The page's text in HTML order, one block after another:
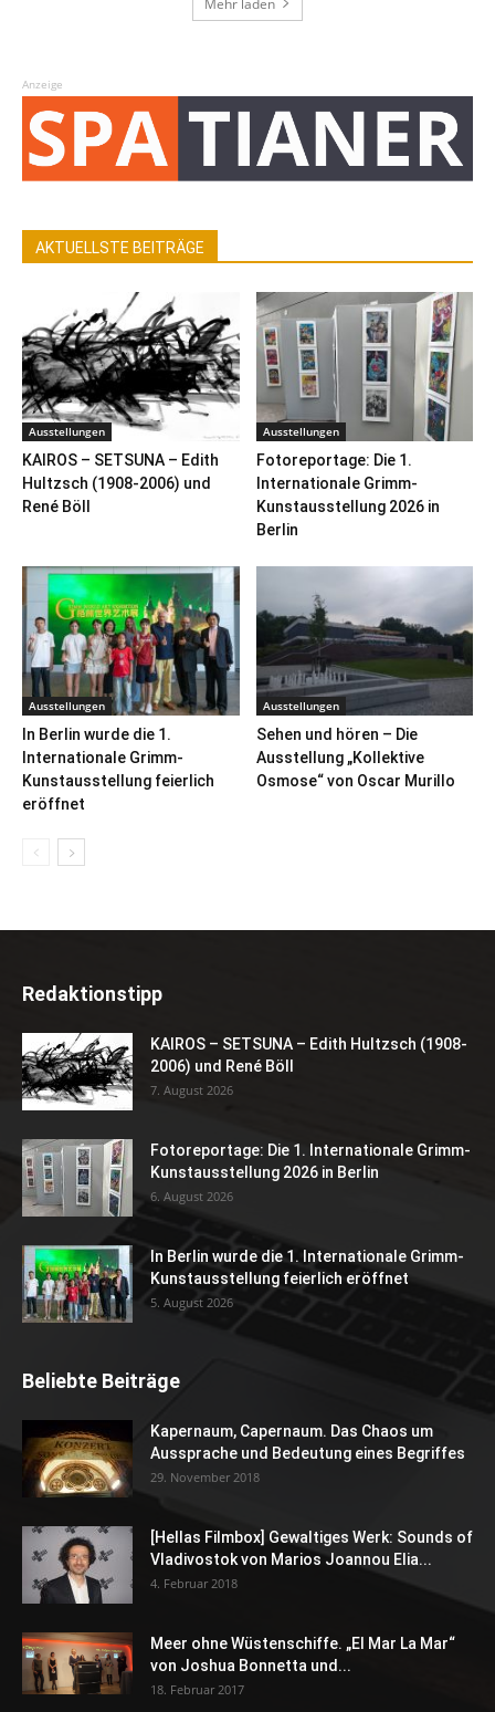
Anzeige
AKTUELLSTE BEITRÄGE
Ausstellungen
KAIROS – SETSUNA – Edith
Hultzsch (1908-2006) und
René Böll
Ausstellungen
Fotoreportage: Die 1.
Internationale Grimm-
Kunstausstellung 2026 in
Berlin
Ausstellungen
In Berlin wurde die 1.
Internationale Grimm-
Kunstausstellung feierlich
eröffnet
Ausstellungen
Sehen und hören – Die
Ausstellung „Kollektive
Osmose“ von Oscar Murillo
Redaktionstipp
KAIROS – SETSUNA – Edith Hultzsch (1908-
2006) und René Böll
7. August 2026
Fotoreportage: Die 1. Internationale Grimm-
Kunstausstellung 2026 in Berlin
6. August 2026
In Berlin wurde die 1. Internationale Grimm-
Kunstausstellung feierlich eröffnet
5. August 2026
Beliebte Beiträge
Kapernaum, Capernaum. Das Chaos um
Aussprache und Bedeutung eines Begriffes
29. November 2018
[Hellas Filmbox] Gewaltiges Werk: Sounds of
Vladivostok von Marios Joannou Elia...
4. Februar 2018
Meer ohne Wüstenschiffe. „El Mar La Mar“
von Joshua Bonnetta und...
18. Februar 2017